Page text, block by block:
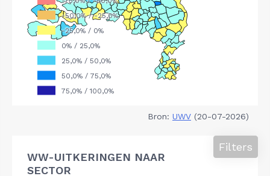
Bron: UWV (20-07-2026)
WW-UITKERINGEN NAAR
SECTOR
Filters